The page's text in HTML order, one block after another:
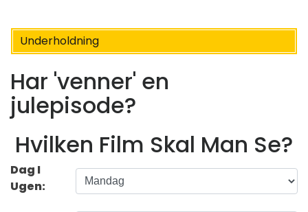
Underholdning
Har 'venner' en
julepisode?
Hvilken Film Skal Man Se?
Dag I
Ugen: